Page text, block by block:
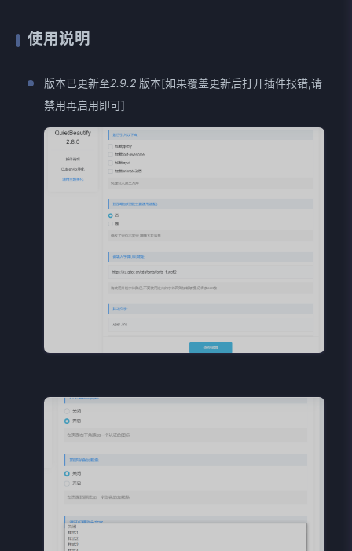
使用说明
版本已更新至2.9.2 版本[如果覆盖更新后打开插件报错,请
禁用再启用即可]